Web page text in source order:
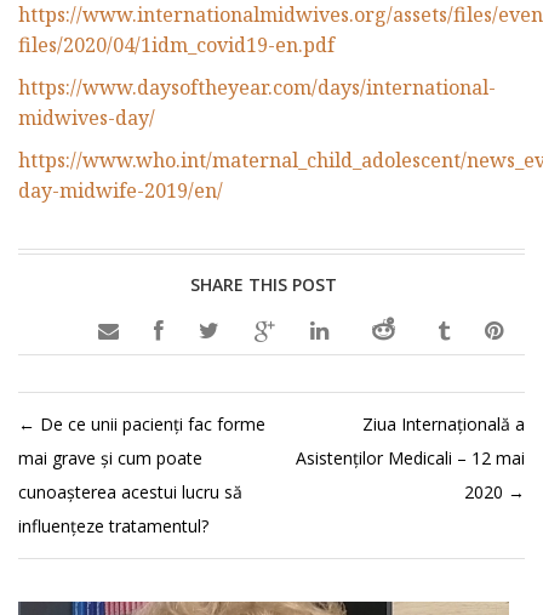
https://www.internationalmidwives.org/assets/files/
files/2020/04/1idm_covid19-en.pdf
https://www.daysoftheyear.com/days/international-
midwives-day/
https://www.who.int/maternal_child_adolescent/
day-midwife-2019/en/
SHARE THIS POST

← De ce unii pacienți fac forme
mai grave și cum poate
cunoașterea acestui lucru să
influențeze tratamentul?
Ziua Internațională a
Asistenților Medicali – 12 mai
2020 →